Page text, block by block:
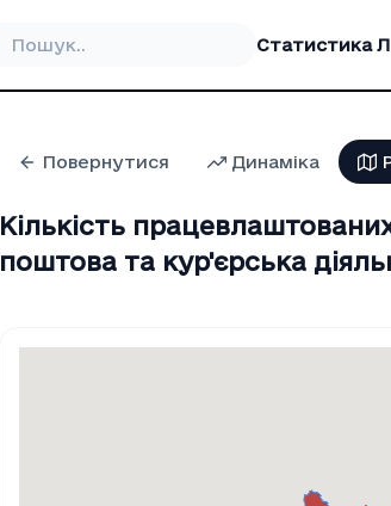
Статистика
Повернутися Динаміка
Кількість
поштова та кур'єрська